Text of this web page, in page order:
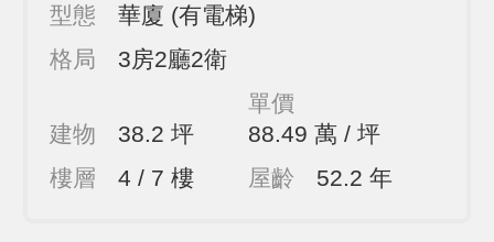
型態 華廈 (有電梯)
格局
3房2廳2衛
建物 38.2 坪
單價
88.49 萬 / 坪
樓層
4 / 7 樓 屋齡 52.2 年